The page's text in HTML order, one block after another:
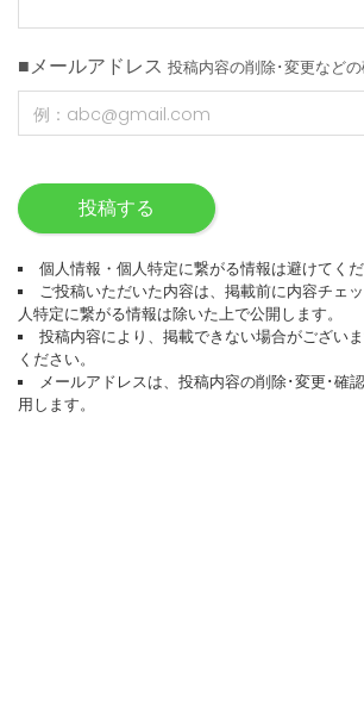
■メールアドレス 投稿内容の削除･変更など
投稿する
個人情報・個人特定に繋がる情報は避けてくだ
ご投稿いただいた内容は、掲載前に内容チェ
人特定に繋がる情報は除いた上で公開します。
投稿内容により、掲載できない場合がござい
ください。
メールアドレスは、投稿内容の削除･変更･確
用します。